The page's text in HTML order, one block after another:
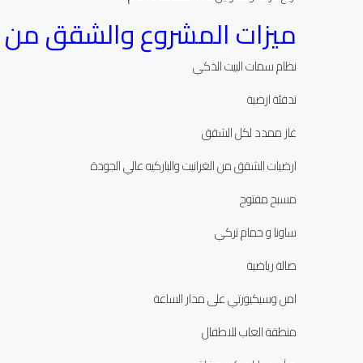
ميزات المشروع والشقق من
نظام سمات البيت الذكي
تدفئة ارضية
غاز ممدد لكل الشقق
ارضيات الشقق من الغرانيت والباركيه عالي الجودة
مسبح مفتوح
ساونا و حمام تركي
صالة رياضية
امن وسيكيورتي على مدار الساعة
منطقة العاب للاطفال